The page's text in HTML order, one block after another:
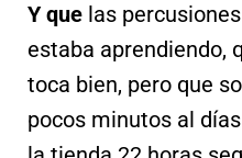
Y que las
estaba aprendiendo,
toca bien, pero que
pocos minutos al